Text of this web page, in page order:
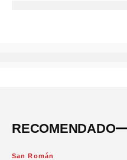
RECOMENDADO
San Román